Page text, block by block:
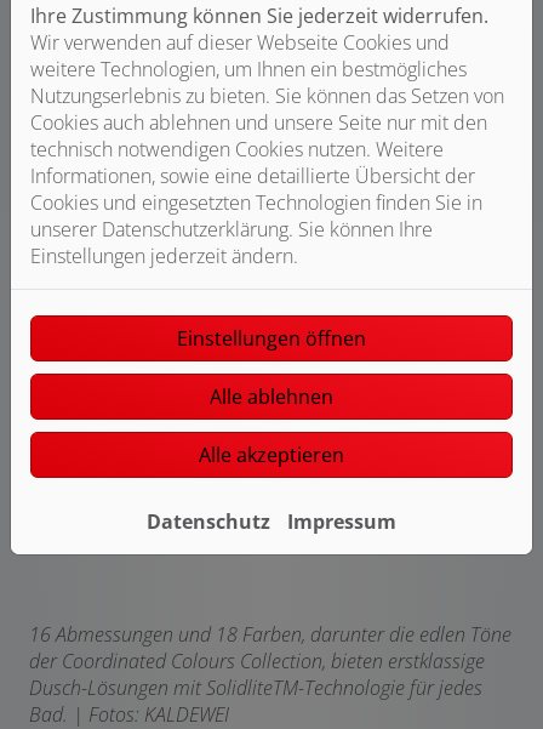
16 Abmessungen und 18 Farben, darunter die edlen Töne
der Coordinated Colours Collection, bieten erstklassige
Dusch-Lösungen mit SolidliteTM-Technologie für jedes
Bad. | Fotos: KALDEWEI
Ihre Zustimmung können Sie jederzeit widerrufen.
Wir verwenden auf dieser Webseite Cookies und
weitere Technologien, um Ihnen ein bestmögliches
Nutzungserlebnis zu bieten. Sie können das Setzen von
Cookies auch ablehnen und unsere Seite nur mit den
technisch notwendigen Cookies nutzen. Weitere
Informationen, sowie eine detaillierte Übersicht der
Cookies und eingesetzten Technologien finden Sie in
unserer Datenschutzerklärung. Sie können Ihre
Einstellungen jederzeit ändern.
Einstellungen öffnen
Alle ablehnen
Alle akzeptieren
Datenschutz Impressum